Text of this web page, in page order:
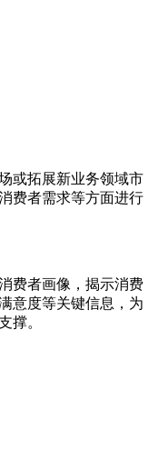
或拓展新业务领域市
费者需求等方面进行
费者画像，揭示消费
意度等关键信息，为
撑。